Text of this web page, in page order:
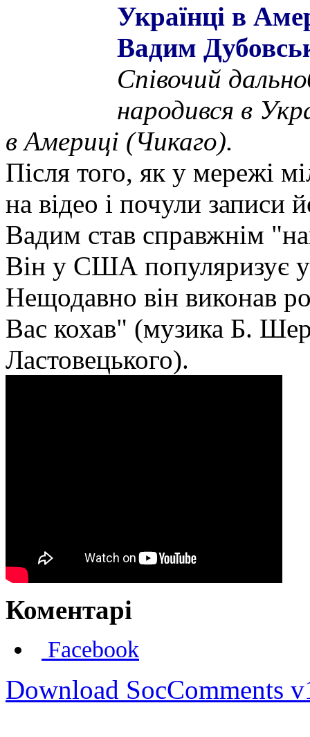
Українці в
Вадим
Співочий
народився в
в Америці (Чикаго).
Після того, як у мережі
на відео і почули записи
Вадим став справжнім
Він у США популяризує
Нещодавно він виконав
Вас кохав" (музика Б.
Ластовецького).
Коментарі
Facebook
Download SocComments